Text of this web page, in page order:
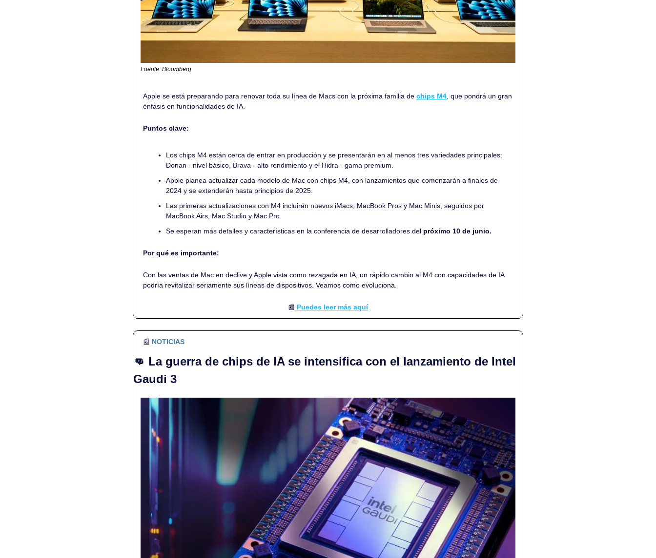
Fuente: Bloomberg
Apple se está preparando para renovar toda su línea de Macs con la próxima familia de chips M4 , que pondrá un gran
énfasis en funcionalidades de IA.
Puntos clave:
Los chips M4 están cerca de entrar en producción y se presentarán en al menos tres variedades principales:
Donan - nivel básico, Brava - alto rendimiento y el Hidra - gama premium.
Apple planea actualizar cada modelo de Mac con chips M4, con lanzamientos que comenzarán a finales de
2024 y se extenderán hasta principios de 2025.
Las primeras actualizaciones con M4 incluirán nuevos iMacs, MacBook Pros y Mac Minis, seguidos por
MacBook Airs, Mac Studio y Mac Pro.
Se esperan más detalles y características en la conferencia de desarrolladores del próximo 10 de junio.
Por qué es importante:
Con las ventas de Mac en declive y Apple vista como rezagada en IA, un rápido cambio al M4 con capacidades de IA
podría revitalizar seriamente sus líneas de dispositivos. Veamos como evoluciona.
📰 Puedes leer más aquí
📰 NOTICIAS
👊 La guerra de chips de IA se intensifica con el lanzamiento de Intel
Gaudi 3